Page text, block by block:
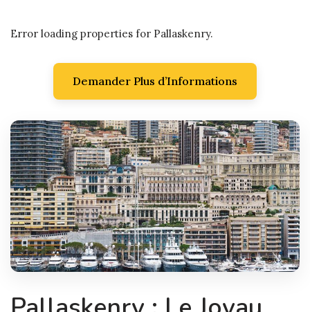
Error loading properties for Pallaskenry.
Demander Plus d’Informations